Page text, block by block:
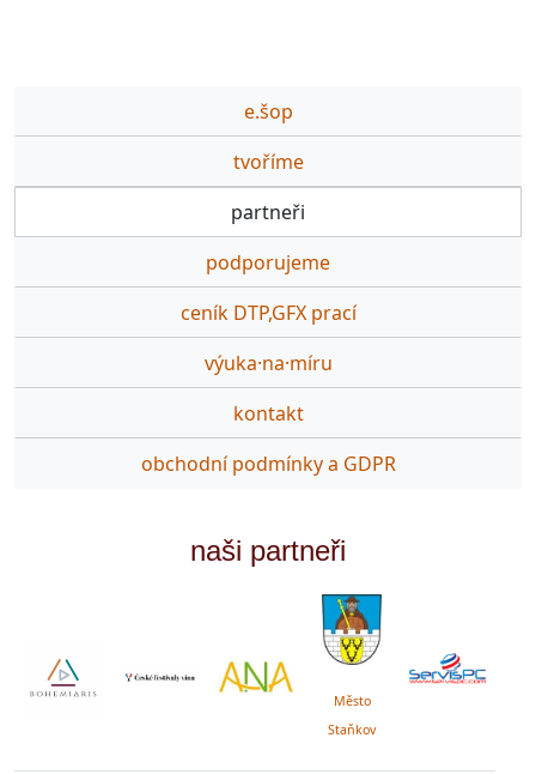
e.šop
tvoříme
partneři
podporujeme
ceník DTP,GFX prací
výuka·na·míru
kontakt
obchodní podmínky a GDPR
naši partneři
Město
Staňkov